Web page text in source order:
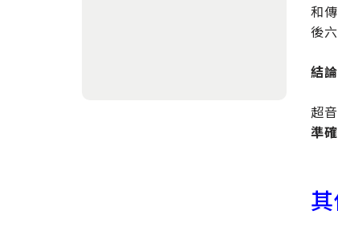
和
後
結論
超
準確